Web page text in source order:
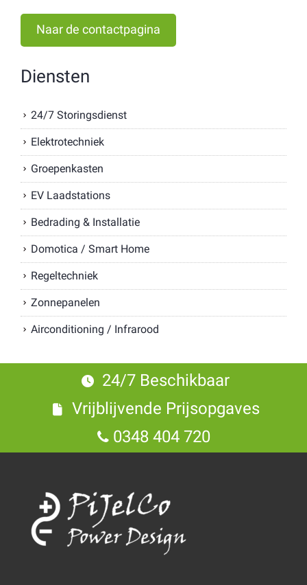
Naar de contactpagina
Diensten
24/7 Storingsdienst
Elektrotechniek
Groepenkasten
EV Laadstations
Bedrading & Installatie
Domotica / Smart Home
Regeltechniek
Zonnepanelen
Airconditioning / Infrarood
24/7 Beschikbaar
Vrijblijvende Prijsopgaves
0348 404 720